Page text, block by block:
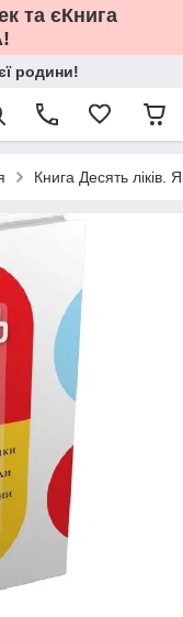
та єКнига
родини!
Книга Десять